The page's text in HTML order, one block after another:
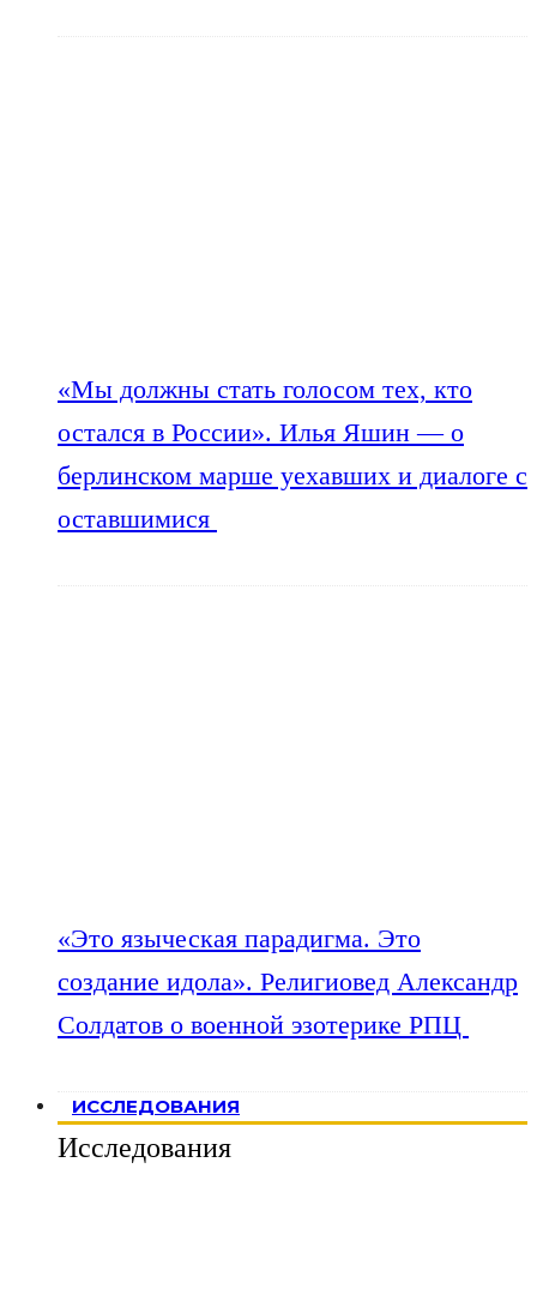
«Мы должны стать голосом тех, кто
остался в России». Илья Яшин — о
берлинском марше уехавших и диалоге с
оставшимися
«Это языческая парадигма. Это
создание идола». Религиовед Александр
Солдатов о военной эзотерике РПЦ
ИССЛЕДОВАНИЯ
Исследования